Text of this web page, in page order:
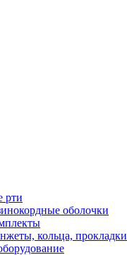
рти
оболочки
кольца, прокладки